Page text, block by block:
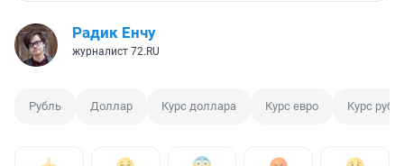
Радик Енчу
журналист 72.RU
Рубль Доллар Курс доллара Курс евро Курс